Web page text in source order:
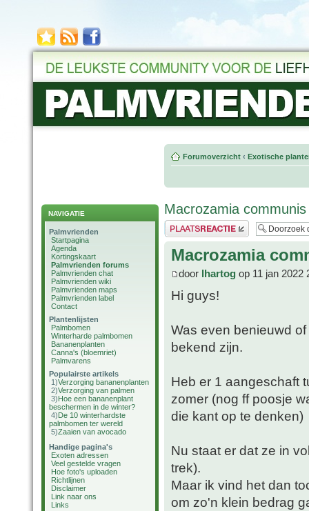
NAVIGATIE
Palmvrienden
Startpagina
Agenda
Kortingskaart
Palmvrienden forums
Palmvrienden chat
Palmvrienden wiki
Palmvrienden maps
Palmvrienden label
Contact
Plantenlijsten
Palmbomen
Winterharde palmbomen
Bananenplanten
Canna's (bloemriet)
Palmvarens
Populairste artikels
1)Verzorging bananenplanten
2)Verzorging van palmen
3)Hoe een bananenplant
beschermen in de winter?
4)De 10 winterhardste
palmbomen ter wereld
5)Zaaien van avocado
Handige pagina's
Exoten adressen
Veel gestelde vragen
Hoe foto's uploaden
Richtlijnen
Disclaimer
Link naar ons
Links
Forumoverzicht ‹ Exotische
Macrozamia
Plaats een reactie
Macrozamia
door lhartog op 11 jan 2022
Hi guys!
Was even benieuwd
bekend zijn.
Heb er 1 aangeschaft
zomer (nog ff poosje
die kant op te denken)
Nu staat er dat ze in
trek).
Maar ik vind het dan
om zo'n klein bedrag